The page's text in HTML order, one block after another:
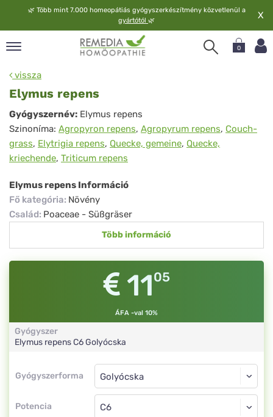
🌿 Több mint 7.000 homeopátiás gyógyszerkészítmény közvetlenül a
gyártótól 🌿 X
0
vissza
Elymus repens
Elymus
repens
Gyógyszernév: Elymus repens
Szinoníma: Agropyron repens, Agropyrum repens, Couch-
grass, Elytrigia repens, Quecke, gemeine, Quecke,
kriechende, Triticum repens
Elymus repens Információ
Fő kategória: Növény
Család: Poaceae - Süßgräser
Több információ
1105
ÁFA -val 10%
Gyógyszer
Elymus repensC6Golyócska
Gyógyszerforma
Gyógyszerforma
Potencia
Golyócska
C6